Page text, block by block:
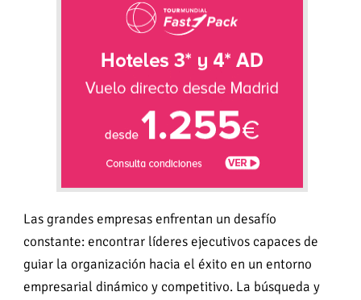
Las grandes empresas enfrentan un desafío
constante: encontrar líderes ejecutivos capaces de
guiar la organización hacia el éxito en un entorno
empresarial dinámico y competitivo. La búsqueda y